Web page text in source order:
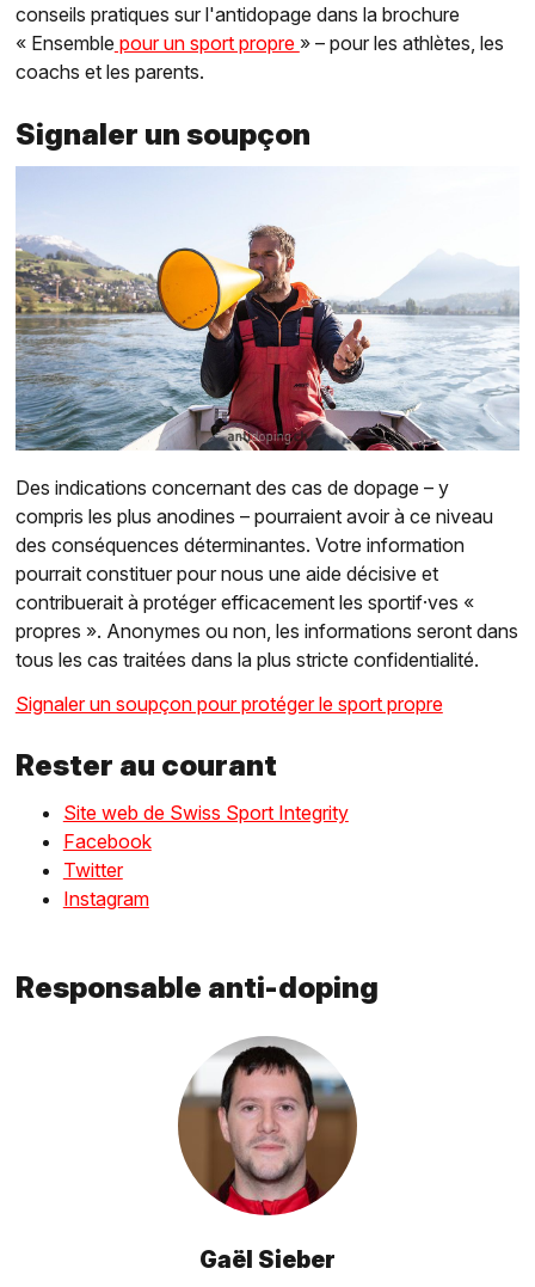
conseils pratiques sur l'antidopage dans la brochure
« Ensemble pour un sport propre » – pour les athlètes, les
coachs et les parents.
Signaler un soupçon
Des indications concernant des cas de dopage – y
compris les plus anodines – pourraient avoir à ce niveau
des conséquences déterminantes. Votre information
pourrait constituer pour nous une aide décisive et
contribuerait à protéger efficacement les sportif·ves «
propres ». Anonymes ou non, les informations seront dans
tous les cas traitées dans la plus stricte confidentialité.
Signaler un soupçon pour protéger le sport propre
Rester au courant
Site web de Swiss Sport Integrity
Facebook
Twitter
Instagram
Responsable anti-doping
Gaël Sieber